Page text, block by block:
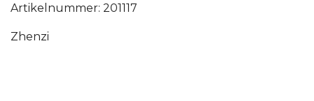
Artikelnummer: 201117
Zhenzi